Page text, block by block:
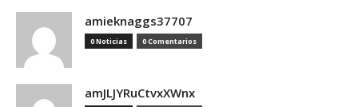
amieknaggs37707
0 Noticias 0 Comentarios
amJLJYRuCtvxXWnx